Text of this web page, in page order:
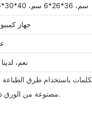
30*20*8 سم، 36*26*6 سم، 40*30*6 سم
جهاز
نعم،
باستخدام طرق الطباعة
مصنوعة من الورق ذو القوة الصلبة، يمكنها تحمل الضغط أو التآكل.